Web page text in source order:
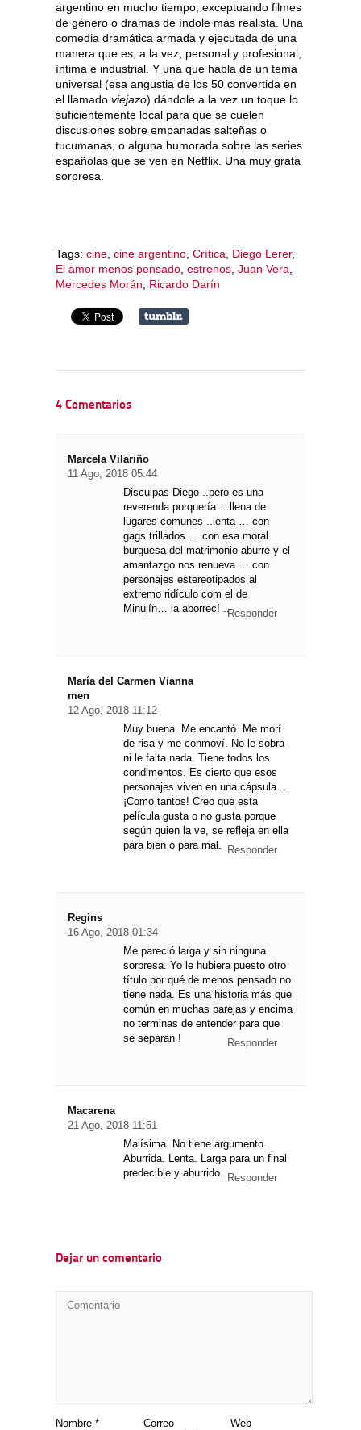
argentino en mucho tiempo, exceptuando filmes
de género o dramas de índole más realista. Una
comedia dramática armada y ejecutada de una
manera que es, a la vez, personal y profesional,
íntima e industrial. Y una que habla de un tema
universal (esa angustia de los 50 convertida en
el llamado viejazo) dándole a la vez un toque lo
suficientemente local para que se cuelen
discusiones sobre empanadas salteñas o
tucumanas, o alguna humorada sobre las series
españolas que se ven en Netflix. Una muy grata
sorpresa.
Tags: cine cine argentino Crítica Diego Lerer,
El amor menos pensado estrenos Juan Vera
Mercedes Morán
Ricardo Darín
4 Comentarios
Marcela Vilariño
11 Ago, 2018 05:44
Disculpas Diego ..pero es una
reverenda porquería …llena de
lugares comunes ..lenta … con
gags trillados … con esa moral
burguesa del matrimonio aburre y el
amantazgo nos renueva … con
personajes estereotipados al
extremo ridículo com el de
Minujín… la aborrecí ..Responder
María del Carmen Vianna
men
12 Ago, 2018 11:12
Muy buena. Me encantó. Me morí
de risa y me conmoví. No le sobra
ni le falta nada. Tiene todos los
condimentos. Es cierto que esos
personajes viven en una cápsula…
¡Como tantos! Creo que esta
película gusta o no gusta porque
según quien la ve, se refleja en ella
para bien o para mal.
Responder
Regins
16 Ago, 2018 01:34
Me pareció larga y sin ninguna
sorpresa. Yo le hubiera puesto otro
título por qué de menos pensado no
tiene nada. Es una historia más que
común en muchas parejas y encima
no terminas de entender para que
se separan !
Responder
Macarena
21 Ago, 2018 11:51
Malísima. No tiene argumento.
Aburrida. Lenta. Larga para un final
predecible y aburrido.
Responder
Dejar un comentario
Nombre *
Correo
Web